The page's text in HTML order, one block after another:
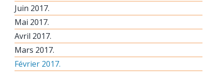
Juin 2017.
Mai 2017.
Avril 2017.
Mars 2017.
Février 2017.